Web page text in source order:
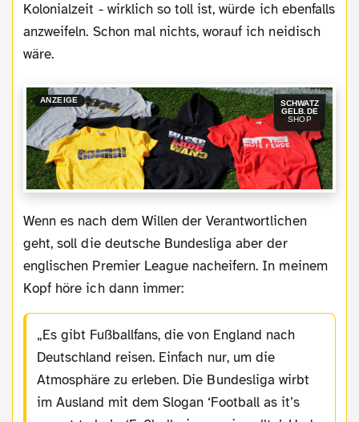
Kolonialzeit - wirklich so toll ist, würde ich ebenfalls
anzweifeln. Schon mal nichts, worauf ich neidisch
wäre.
ANZEIGE
SCHWATZ
GELB.DE
SHOP
Wenn es nach dem Willen der Verantwortlichen
geht, soll die deutsche Bundesliga aber der
englischen Premier League nacheifern. In meinem
Kopf höre ich dann immer:
Es gibt Fußballfans, die von England nach
Deutschland reisen. Einfach nur, um die
Atmosphäre zu erleben. Die Bundesliga wirbt
im Ausland mit dem Slogan ‘Football as it’s